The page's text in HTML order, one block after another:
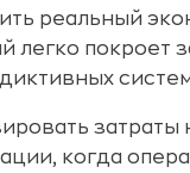
реальный
легко покроет
затраты
когда